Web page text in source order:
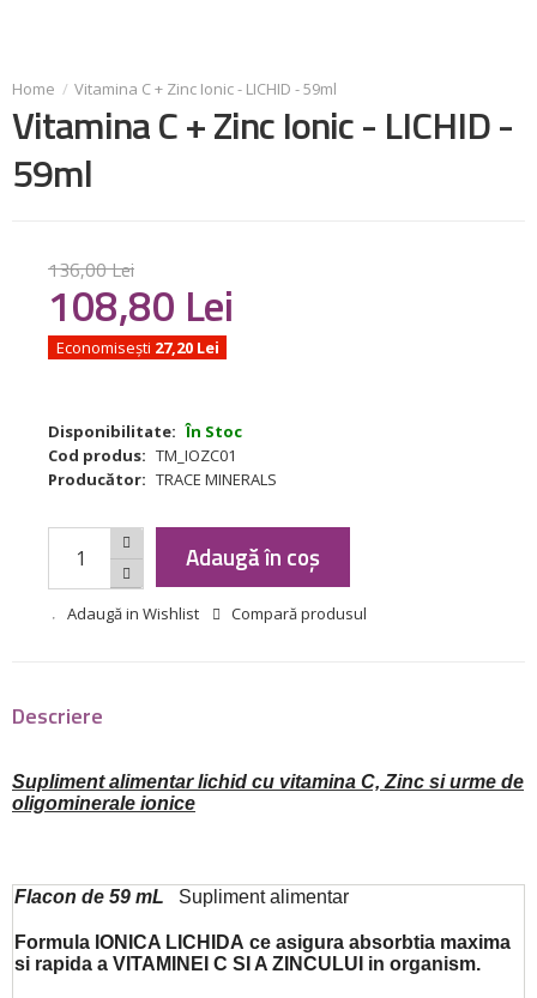
Vitamina C + Zinc Ionic - LICHID - 59ml
Vitamina C + Zinc Ionic - LICHID -
59ml
136,00Lei
108,80 Lei
Economisești 27,20 Lei
Disponibilitate: În Stoc
Cod produs: TM_IOZC01
Producător: TRACE MINERALS
Adaugă în coș
Adaugă in Wishlist Compară produsul
Descriere
Supliment alimentar lichid cu vitamina C, Zinc si urme de
oligominerale ionice
Flacon de 59 mL Supliment alimentar
Formula IONICA LICHIDA ce asigura absorbtia maxima
si rapida a VITAMINEI C SI A ZINCULUI in organism.